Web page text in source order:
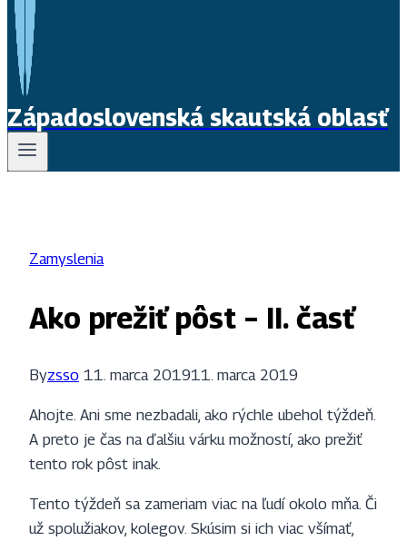
Západoslovenská skautská oblasť
Zamyslenia
Ako prežiť pôst – II. časť
Byzsso 11. marca 201911. marca 2019
Ahojte. Ani sme nezbadali, ako rýchle ubehol týždeň.
A preto je čas na ďalšiu várku možností, ako prežiť
tento rok pôst inak.
Tento týždeň sa zameriam viac na ľudí okolo mňa. Či
už spolužiakov, kolegov. Skúsim si ich viac všímať,